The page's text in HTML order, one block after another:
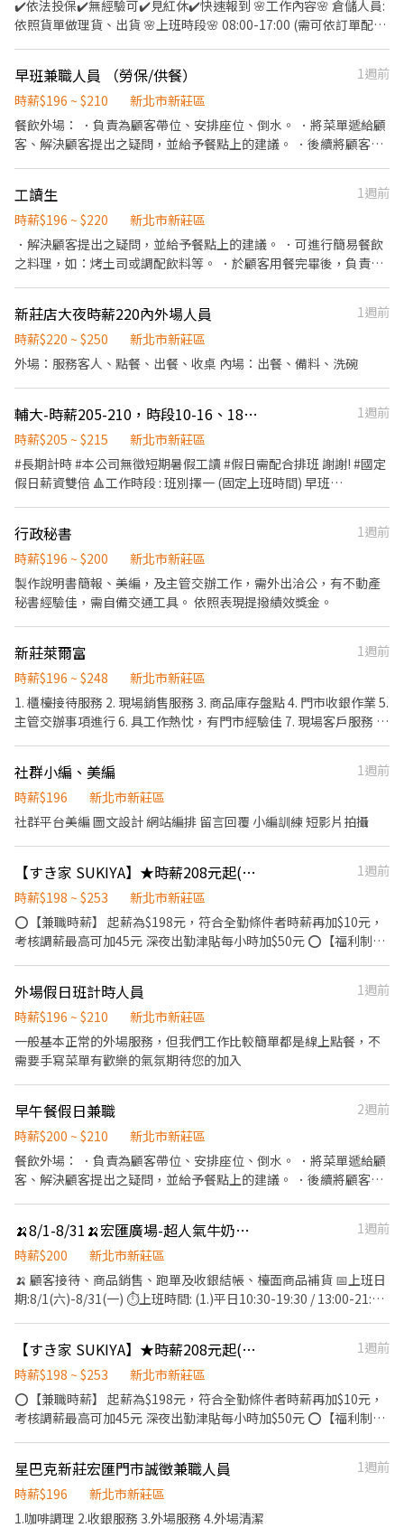
清晨班⏰凌晨05:30 ~ 早上08:00(理貨結束) ✅下班領現$300/H -----
-- ⭐️需配合至理貨結束 (以上皆須配合至理貨結束) ▃▃▃▃▼ 應徵
官方 ʟɪɴᴇ 詢問：ID ➤ @lisin888 （力信公司） 線上應徵
https://lin.ee/A16xNAj
✔️依法投保✔️無經驗可✔️見紅休✔️快速報到 🌸工作內容🌸 倉儲人員:
依照貨單做理貨、出貨 🌸上班時段🌸 08:00-17:00 (需可依訂單配合
▁▁▁▁▁▁▁▁▁▁▁▁▁▁▁▁▁▁▁ 🚨預約面試♡快速安排
👉https://lin.ee/OUI2Tm1 ♡截圖職缺文♡私訊留下 ⌜姓名✚電話
✚地區⌟♡ 📞諮詢電話：0908-925-796📲𝐊𝐞𝐥𝐥𝐲📞 ▸電話未接請加
𝐋𝐈𝐍𝐄並留言，訊息必回覆◂ ⭕️免費諮詢⭕️安心上工┃❌求職免收費
早班兼職人員 （勞保/供餐）
1週前
時薪$196 ~ $210
新北市新莊區
餐飲外場： ．負責為顧客帶位、安排座位、倒水。 ．將菜單遞給顧
客、解決顧客提出之疑問，並給予餐點上的建議。 ．後續將顧客點
負責結帳、收銀等工作。 餐飲內場： ．擔任廚師的助手，處理烹飪
前與烹飪中之準備工作與其他餐廳相關事務。 ．負責洗、剝、削、
切各種食材。 ．負責清理工作環境、設備和餐具。 ．準備不同餐點
所需要的食材。 ．協助測量食材的容量與重量。 ．負責擺盤、打包
工讀生
1週前
時薪$196 ~ $220
新北市新莊區
．解決顧客提出之疑問，並給予餐點上的建議。 ．可進行簡易餐飲
之料理，如：烤土司或調配飲料等。 ．於顧客用餐完畢後，負責收
食材的容量與重量。 ．負責擺盤、打包外帶服務。
新莊店大夜時薪220內外場人員
1週前
時薪$220 ~ $250
新北市新莊區
外場：服務客人、點餐、出餐、收桌 內場：出餐、備料、洗碗
輔大-時薪205-210，時段10-16、18-22、18-24、00-06
1週前
時薪$205 ~ $215
新北市新莊區
#長期計時 #本公司無徵短期暑假工讀 #假日需配合排班 謝謝! #國定
假日薪資雙倍 🔺工作時段 : 班別擇一 (固定上班時間) 早班
8~12天 ⭕假日需配合排班 工作獎金，公司聚餐，生日禮金，三節
禮金，勞健保及勞退。 ⭕外場服務員 ．負責為顧客帶位、安排座
位。 ．將菜單遞給顧客、給予餐點上的建議。 ．顧客用餐完畢後，
負責收拾碗盤與清理環境。
行政秘書
1週前
時薪$196 ~ $200
新北市新莊區
製作說明書簡報、美編，及主管交辦工作，需外出洽公，有不動產
秘書經驗佳，需自備交通工具。 依照表現提撥績效獎金。
新莊萊爾富
1週前
時薪$196 ~ $248
新北市新莊區
1. 櫃檯接待服務 2. 現場銷售服務 3. 商品庫存盤點 4. 門市收銀作業 5.
主管交辦事項進行 6. 具工作熱忱，有門市經驗佳 7. 現場客戶服務 8.
社群小編、美編
1週前
時薪$196
新北市新莊區
社群平台美編 圖文設計 網站編排 留言回覆 小編訓練 短影片拍攝
【すき家 SUKIYA】★時薪208元起(含全勤)★鴻金寶店
1週前
時薪$198 ~ $253
新北市新莊區
⭕【兼職時薪】 起薪為$198元，符合全勤條件者時薪再加$10元，
考核調薪最高可加45元 深夜出勤津貼每小時加$50元 ⭕【福利制
健檢 ★勞保、健保，6％勞退提撥 ⭕【工作說明】 《內場》:餐點製
作、食材備料、進貨盤點 《外場》:接待服務顧客、收銀結帳、環境
整潔 ★開朗活潑有笑容 ★ＳＯＰ專業流程 ★無經驗可 ★提供完善
職前教育訓練 ⭕【經營理念】 我們是日本第一的速食連鎖ZENSHO
現作提供美味可口的日本國民美食-牛丼/咖哩，並以舒適衛生的用
餐環境、熱情用心的服務態度、平實親民的誠懇價格，強調食品安
全，顧客安心。不論是單獨一人、與家人一起、朋友一起，皆可享
受用餐的樂趣。
外場假日班計時人員
1週前
時薪$196 ~ $210
新北市新莊區
一般基本正常的外場服務，但我們工作比較簡單都是線上點餐，不
需要手寫菜單有歡樂的氣氛期待您的加入
早午餐假日兼職
2週前
時薪$200 ~ $210
新北市新莊區
餐飲外場： ．負責為顧客帶位、安排座位、倒水。 ．將菜單遞給顧
客、解決顧客提出之疑問，並給予餐點上的建議。 ．後續將顧客點
負責結帳、收銀等工作。 餐飲內場： ．擔任廚師的助手，處理烹飪
前與烹飪中之準備工作與其他餐廳相關事務。 ．負責洗、剝、削、
切各種食材。 ．負責清理工作環境、設備和餐具。 ．準備不同餐點
所需要的食材。 ．協助測量食材的容量與重量。 ．負責擺盤、打包
外帶服務。 目前需求是假日兼職～ 有經驗為佳。 有興趣請14:30後
🍌8/1-8/31🍌宏匯廣場-超人氣牛奶胖胖瓶銷售人員
1週前
時薪$200
新北市新莊區
🍌 顧客接待、商品銷售、跑單及收銀結帳、檯面商品補貨 📅上班日
期:8/1(六)-8/31(一) ⏱上班時間: (1.)平日10:30-19:30 / 13:00-21:30
(休息時間不支薪) 💸 隔月10號領薪 (非華南銀行會扣30元手續費，
遇假日順延) 📌薪資說明： (1.)200元/H 1.依法投保:勞/健保及退休金
提撥 2.國定假日出勤依勞工局給予雙倍薪資 (至少配合完整一檔期及
一周排班至少5天)
【すき家 SUKIYA】★時薪208元起(含全勤)★幸福店
1週前
時薪$198 ~ $253
新北市新莊區
⭕【兼職時薪】 起薪為$198元，符合全勤條件者時薪再加$10元，
考核調薪最高可加45元 深夜出勤津貼每小時加$50元 ⭕【福利制
健檢 ★勞保、健保，6％勞退提撥 ⭕【工作說明】 《內場》:餐點製
作、食材備料、進貨盤點 《外場》:接待服務顧客、收銀結帳、環境
整潔 ★開朗活潑有笑容 ★ＳＯＰ專業流程 ★無經驗可 ★提供完善
星巴克新莊宏匯門市誠徵兼職人員
1週前
時薪$196
新北市新莊區
1.咖啡調理 2.收銀服務 3.外場服務 4.外場清潔